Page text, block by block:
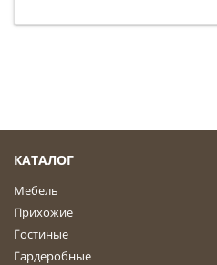
КАТАЛОГ
Мебель
Прихожие
Гостиные
Гардеробные